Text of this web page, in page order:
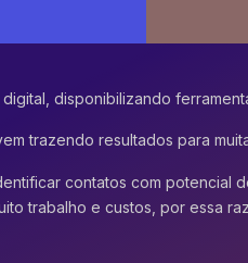
disponibilizando
trazendo resultados para
contatos com potencial
trabalho e custos, por essa